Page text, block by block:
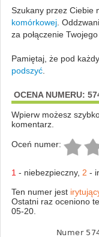
Szukany przez Ciebie
komórkowej.
za połączenie
Pamiętaj, że pod
podszyć.
OCENA NUMERU:
Wpierw możesz
komentarz.
Oceń numer:
1 - niebezpieczny, 2 -
Ten numer jest
Ostatni raz oceniono
05-20.